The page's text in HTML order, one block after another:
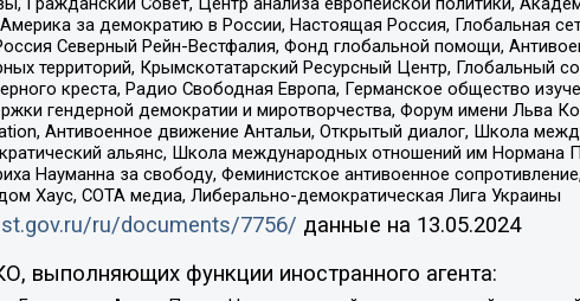
за демократию в России, Настоящая Россия, Глобальная
Северный Рейн-Вестфалия, Фонд глобальной помощи,
территорий, Крымскотатарский Ресурсный Центр, Глобальный
креста, Радио Свободная Европа, Германское общество
гендерной демократии и миротворчества, Форум имени Льва
Антивоенное движение Антальи, Открытый диалог, Школа
альянс, Школа международных отношений им
Науманна за свободу, Феминистское антивоенное
Хаус, СОТА медиа, Либерально-демократическая Лига Украины
ru/documents/7756/ данные на 13.05.2024
выполняющих функции иностранного агента: